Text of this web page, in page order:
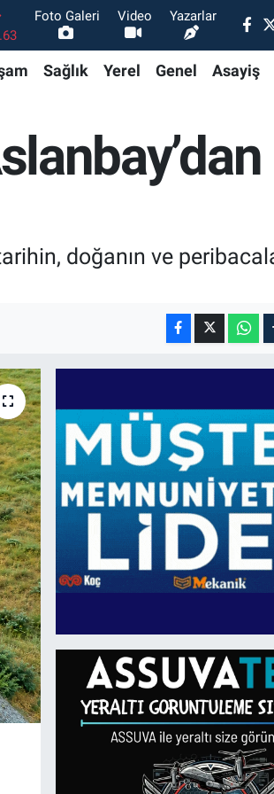
Foto Galeri Video Yazarlar
Sağlık Yerel Genel Asayiş
doğanın ve